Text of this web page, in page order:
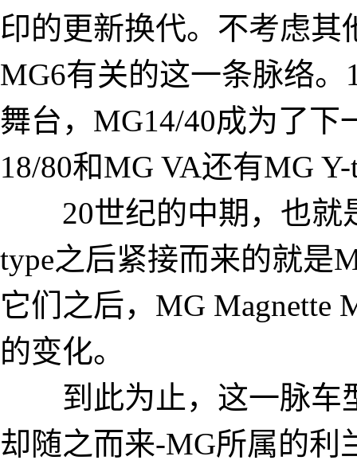
印的更新换代。不考虑
MG6有关的这一条脉络。
舞台，MG14/40成为了
18/80和MG VA还有
20世纪的中期，也就
type之后紧接而来的就是
它们之后，MG
的变化。
到此为止，这一脉车
却随之而来-MG所属的利